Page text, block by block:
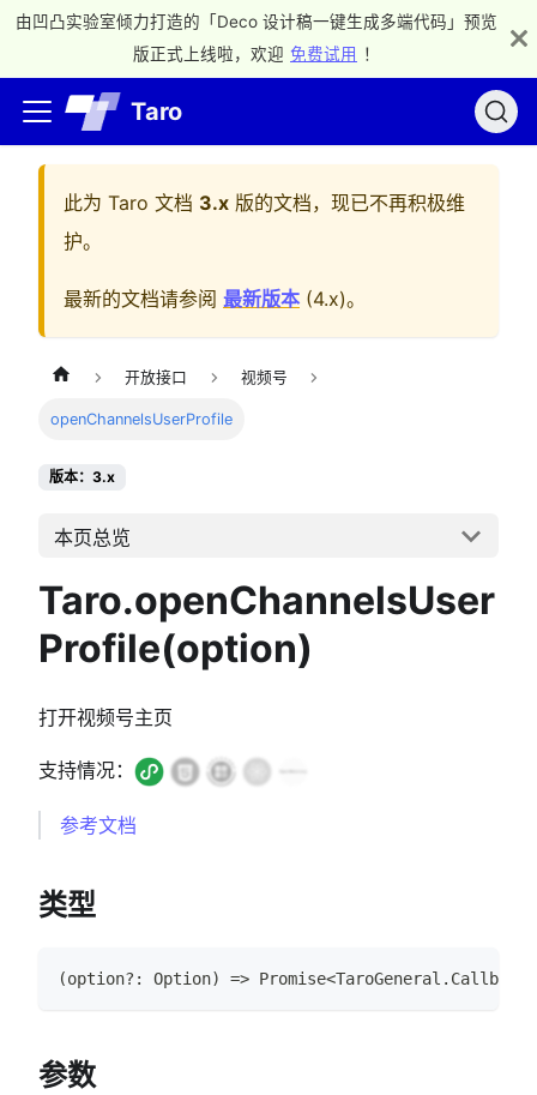
由凹凸实验室倾力打造的「Deco 设计稿一键生成多端代码」预览
版正式上线啦，欢迎 免费试用 ！
Taro
此为 Taro 文档 3.x 版的文档，现已不再积极维
护。
最新的文档请参阅 最新版本 (4.x)。
开放接口 视频号
openChannelsUserProfile
版本：3.x
本页总览
Taro.openChannelsUser
Profile(option)
打开视频号主页
支持情况：
参考文档
类型
(option? : Option) => Promise<TaroGeneral .
参数